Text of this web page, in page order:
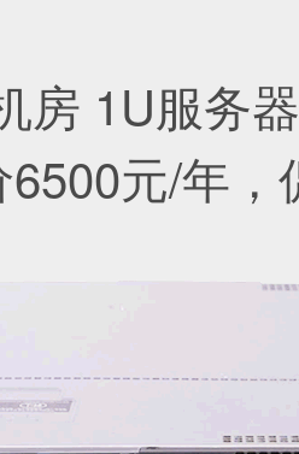
房 1U服务
6500元/年